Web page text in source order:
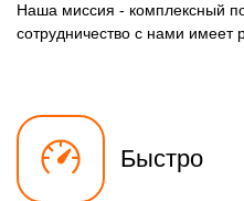
Наша миссия - комплексный
сотрудничество с нами имеет
Быстро